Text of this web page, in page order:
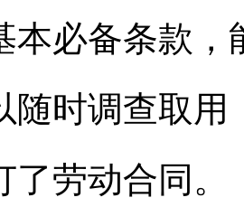
本必备条款
随时调查取
了劳动合同。